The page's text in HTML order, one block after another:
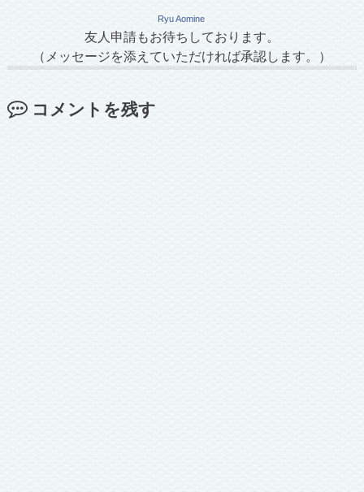
Ryu Aomine
友人申請もお待ちしております。
（メッセージを添えていただければ承認します。）
コメントを残す